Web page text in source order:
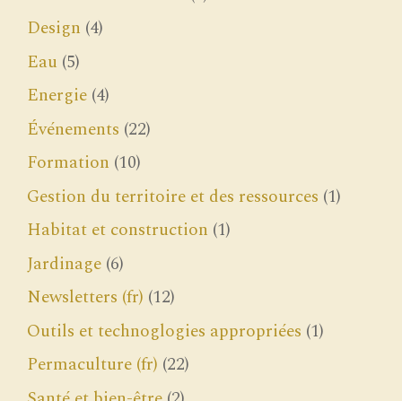
Design (4)
Eau (5)
Energie (4)
Événements (22)
Formation (10)
Gestion du territoire et des ressources (1)
Habitat et construction (1)
Jardinage (6)
Newsletters (fr) (12)
Outils et technoglogies appropriées (1)
Permaculture (fr) (22)